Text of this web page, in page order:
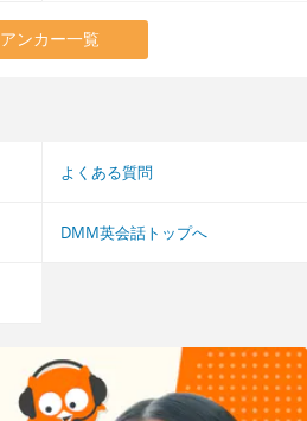
アンカー一覧
よくある質問
DMM英会話トップへ